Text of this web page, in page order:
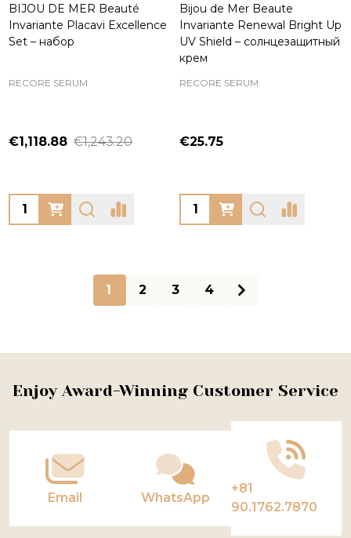
BIJOU DE MER Beauté
Invariante Placavi Excellence
Set – набор
RECORE SERUM
€1,118.88 €1,243.20
Quantity:
Bijou de Mer Beaute
Invariante Renewal Bright Up
UV Shield – солнцезащитный
крем
RECORE SERUM
€25.75
Quantity:
1 2 3 4
Footer
Enjoy Award-Winning Customer Service
Email WhatsApp
+81
90.1762.7870